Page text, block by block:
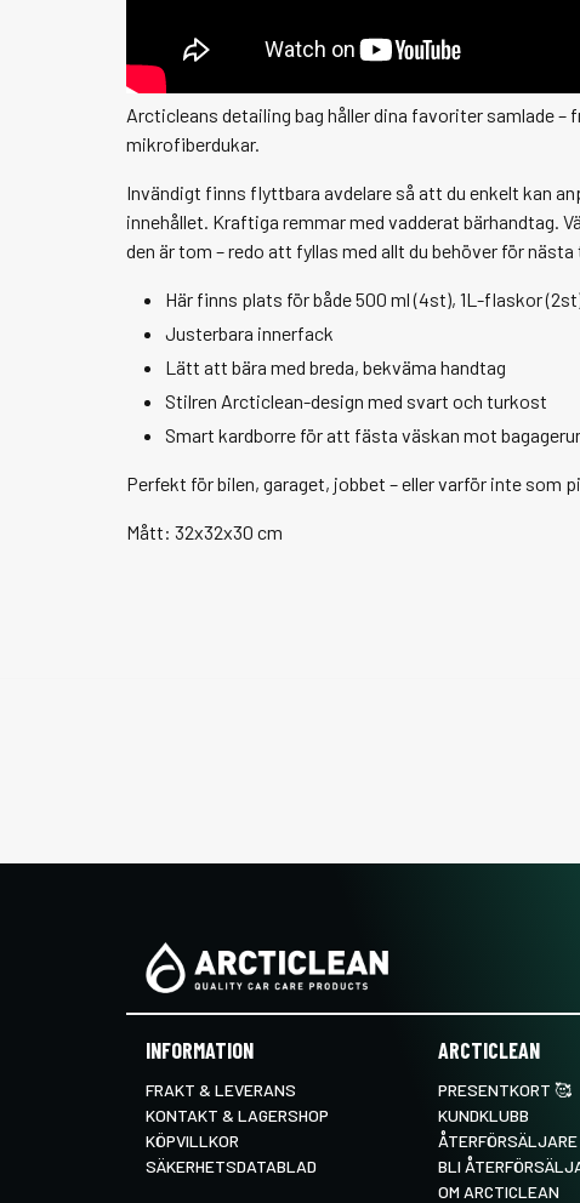
Arcticleans detailing bag håller dina favoriter samlade
mikrofiberdukar.
Invändigt finns flyttbara avdelare så att du enkelt kan
innehållet. Kraftiga remmar med vadderat bärhandtag.
den är tom – redo att fyllas med allt du behöver för
Här finns plats för både 500 ml (4st), 1L-flaskor
Justerbara innerfack
Lätt att bära med breda, bekväma handtag
Stilren Arcticlean-design med svart och turkost
Smart kardborre för att fästa väskan mot
Perfekt för bilen, garaget, jobbet – eller varför inte som
Mått: 32x32x30 cm
INFORMATION
FRAKT & LEVERANS
KONTAKT & LAGERSHOP
KÖPVILLKOR
SÄKERHETSDATABLAD
ARCTICLEAN
PRESENTKORT 🥰
KUNDKLUBB
ÅTERFÖRSÄLJARE
BLI
OM ARCTICLEAN